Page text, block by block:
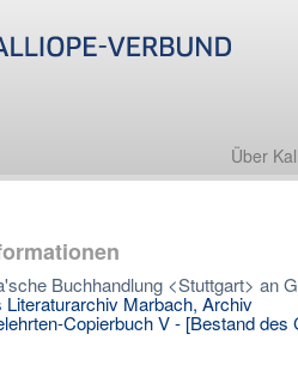
Über
Buchhandlung <Stuttgart> an
Literaturarchiv Marbach, Archiv
Copierbuch V - [Bestand